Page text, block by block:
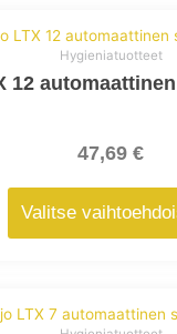
Hygieniatuotteet
12
47,69 €
Valitse